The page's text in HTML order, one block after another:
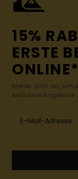
15%
ERSTE
ONLINE*
Melde dich an, um
exklusive Angebote